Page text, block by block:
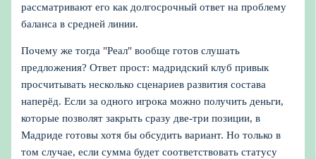
рассматривают его как долгосрочный ответ на проблему
баланса в средней линии.
Почему же тогда "Реал" вообще готов слушать
предложения? Ответ прост: мадридский клуб привык
просчитывать несколько сценариев развития состава
наперёд. Если за одного игрока можно получить деньги,
которые позволят закрыть сразу две-три позиции, в
Мадриде готовы хотя бы обсудить вариант. Но только в
том случае, если сумма будет соответствовать статусу